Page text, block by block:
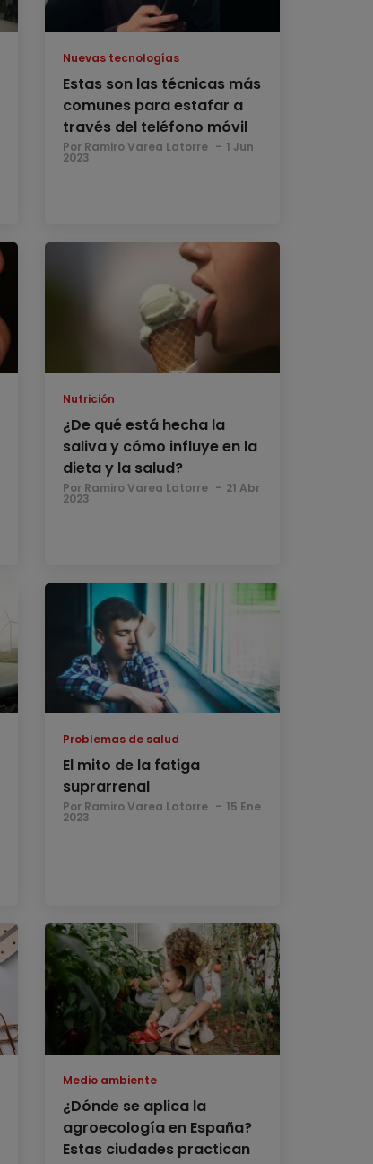
Nuevas tecnologías
Estas son las técnicas más
comunes para estafar a
través del teléfono móvil
Por Ramiro Varea Latorre 1 Jun
2023
Nutrición
¿De qué está hecha la
saliva y cómo influye en la
dieta y la salud?
Por Ramiro Varea Latorre 21 Abr
2023
Problemas de salud
El mito de la fatiga
suprarrenal
Por Ramiro Varea Latorre 15 Ene
2023
Medio ambiente
¿Dónde se aplica la
agroecología en España?
Estas ciudades practican